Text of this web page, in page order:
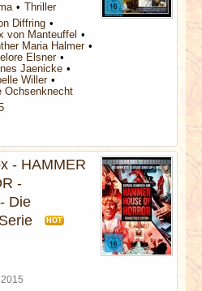
Thriller
Diffring
von Manteuffel
Maria Halmer
Elsner
Jaenicke
Willer
Ochsenknecht
- HAMMER
-
Die
HOT